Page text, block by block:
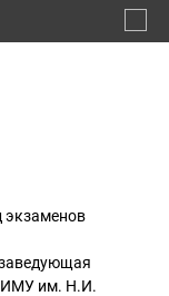
экзаменов
им. Н.И.